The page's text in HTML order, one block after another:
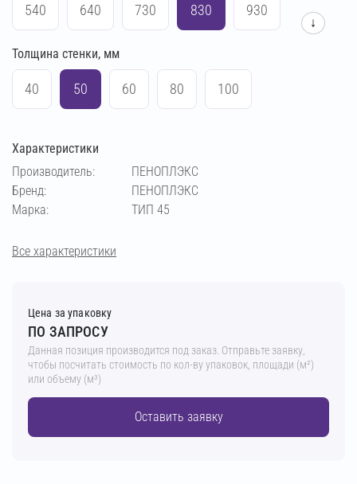
540 640 730 830 930
1030 1230
↓
Толщина стенки, мм
40 50 60 80 100
Характеристики
Производитель:
ПЕНОПЛЭКС
Бренд:
ПЕНОПЛЭКС
Марка:
ТИП 45
Все характеристики
Цена за упаковку
ПО ЗАПРОСУ
Данная позиция производится под заказ. Отправьте заявку,
чтобы посчитать стоимость по кол-ву упаковок, площади (м²)
или объему (м³)
Оставить заявку